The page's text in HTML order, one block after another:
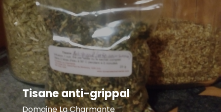
Tisane anti-grippal
Domaine La Charmante